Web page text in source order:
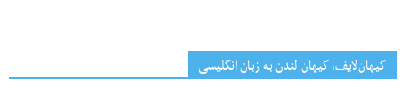
کیهان‌لایف، کیهان لندن به زبان انگلیسی